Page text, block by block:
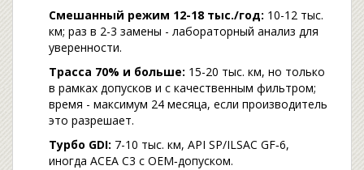
Смешанный режим 12-18 тыс./год: 10-12 тыс.
км; раз в 2-3 замены - лабораторный анализ для
уверенности.
Трасса 70% и больше: 15-20 тыс. км, но только
в рамках допусков и с качественным фильтром;
время - максимум 24 месяца, если производитель
это разрешает.
Турбо GDI: 7-10 тыс. км, API SP/ILSAC GF‑6,
иногда ACEA C3 с OEM‑допуском.